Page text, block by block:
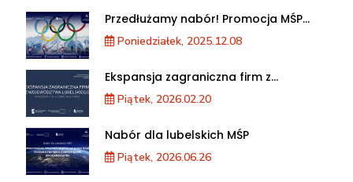
Przedłużamy nabór! Promocja MŚP
podczas XXV Zimowych Igrzysk
Olimpijskich we Włoszech
Poniedziałek, 2025.12.08
Ekspansja zagraniczna firm z
województwa lubelskiego. Warsztaty
dla MŚP
Piątek, 2026.02.20
Nabór dla lubelskich MŚP
Piątek, 2026.06.26